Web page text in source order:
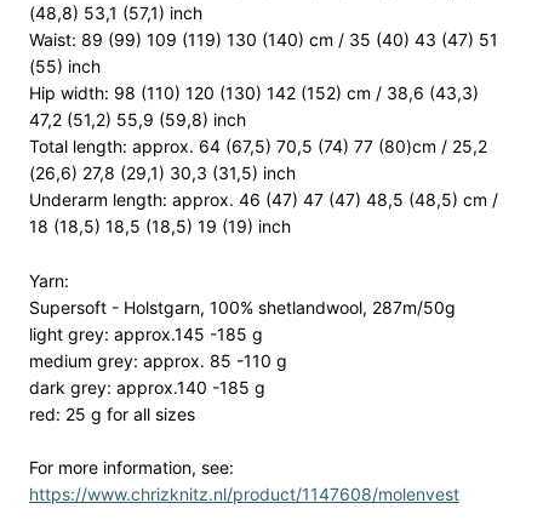
(48,8) 53,1 (57,1) inch
Waist: 89 (99) 109 (119) 130 (140) cm / 35 (40) 43 (47) 51
(55) inch
Hip width: 98 (110) 120 (130) 142 (152) cm / 38,6 (43,3)
47,2 (51,2) 55,9 (59,8) inch
Total length: approx. 64 (67,5) 70,5 (74) 77 (80)cm / 25,2
(26,6) 27,8 (29,1) 30,3 (31,5) inch
Underarm length: approx. 46 (47) 47 (47) 48,5 (48,5) cm /
18 (18,5) 18,5 (18,5) 19 (19) inch
Yarn:
Supersoft - Holstgarn, 100% shetlandwool, 287m/50g
light grey: approx.145 -185 g
medium grey: approx. 85 -110 g
dark grey: approx.140 -185 g
red: 25 g for all sizes
For more information, see:
https://www.chrizknitz.nl/product/1147608/molenvest